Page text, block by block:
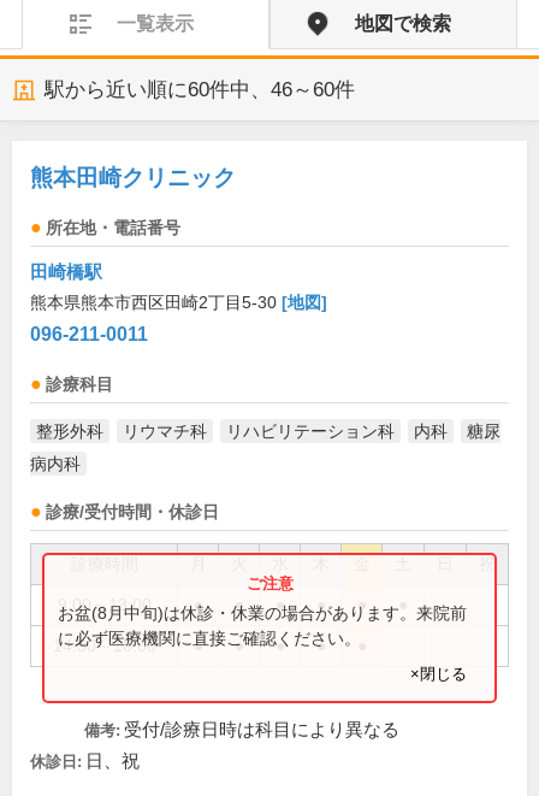
一覧表示 地図で検索
駅から近い順に60件中、 46～60件
熊本田崎クリニック
所在地・電話番号
田崎橋駅
熊本県熊本市西区田崎2丁目5-30 [地図]
096-211-0011
診療科目
整形外科 リウマチ科 リハビリテーション科 内科
糖尿
病内科
診療/受付時間・休診日
祝
9:00～13:00 ● ● ● ● ●
14:30～18:00 ● ● ● ●
お盆(8月中旬)は休診・休業の場合があります。来院前
に必ず医療機関に直接ご確認ください。
×閉じる
備考: 受付/診療日時は科目により異なる
休診日: 日、祝